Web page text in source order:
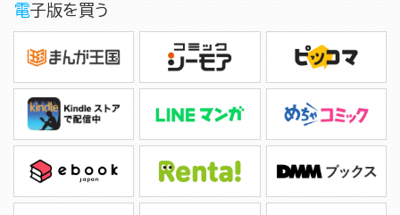
電子版を買う